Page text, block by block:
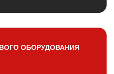
ОБОРУДОВАНИЯ